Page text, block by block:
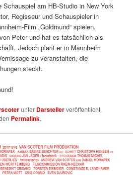
Schauspiel am HB-Studio in New York
Regisseur und Schauspieler in
Film „Goldmund“ spielen.
Peter und hat es tatsächlich als
Jedoch plant er in Mannheim
zu veranstalten, die
steckt.
unter Darstellerveröffentlicht.
Permalink.